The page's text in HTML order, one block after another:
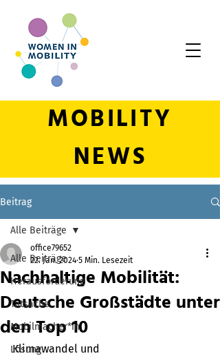
MOBILITY
NEWS
Beitrag
Alle Beiträge
Herausforderung
Tatsache
Mobilmacher*in
Lösung
Alle Beiträge
Nachhaltige Mobilität:
Deutsche Großstädte unter
den Top 10
office79652
22. Jan. 2024 5 Min. Lesezeit
Klimawandel und